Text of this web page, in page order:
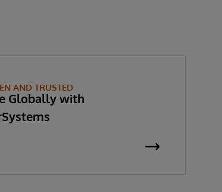
AND TRUSTED
Globally with